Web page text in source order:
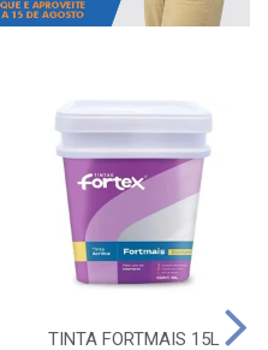
TINTA FORTMAIS 15L